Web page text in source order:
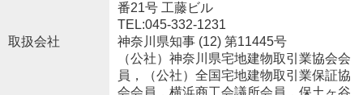
取扱会社
番21号 工藤ビル
TEL:045-332-1231
神奈川県知事 (12) 第11445号
（公社）神奈川県宅地建物取引業協会会
員，（公社）全国宅地建物取引業保証協